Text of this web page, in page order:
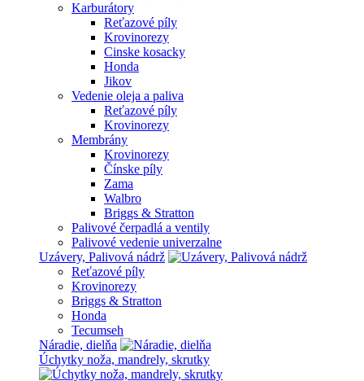
Karburátory
Reťazové píly
Krovinorezy
Cinske kosacky
Honda
Jikov
Vedenie oleja a paliva
Reťazové píly
Krovinorezy
Membrány
Krovinorezy
Čínske píly
Zama
Walbro
Briggs & Stratton
Palivové čerpadlá a ventily
Palivové vedenie univerzalne
Uzávery, Palivová nádrž
Reťazové píly
Krovinorezy
Briggs & Stratton
Honda
Tecumseh
Náradie, dielňa
Úchytky noža, mandrely, skrutky